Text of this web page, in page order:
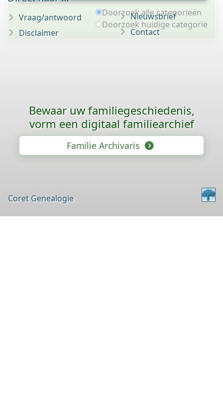
Doorzoek alle categorieën
Doorzoek huidige categorie
Vraag/antwoord
Disclaimer
Nieuwsbrief
Contact
Bewaar uw familie­geschiedenis,
vorm een digitaal familiearchief
Familie Archivaris
Coret Genealogie